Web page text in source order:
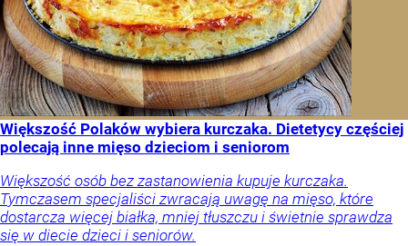
Większość Polaków wybiera kurczaka. Dietetycy częściej
polecają inne mięso dzieciom i seniorom
Większość osób bez zastanowienia kupuje kurczaka.
Tymczasem specjaliści zwracają uwagę na mięso, które
dostarcza więcej białka, mniej tłuszczu i świetnie sprawdza
się w diecie dzieci i seniorów.